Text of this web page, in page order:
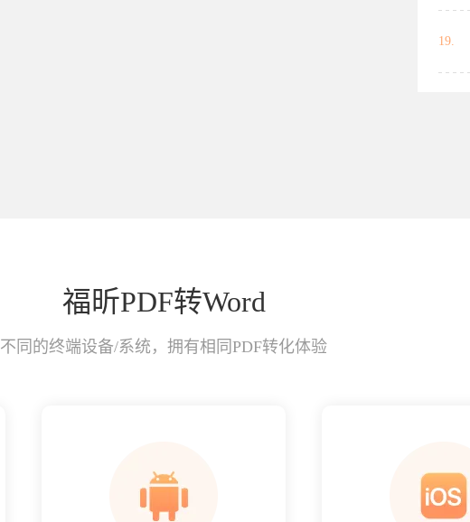
19.
福昕PDF转Word
不同的终端设备/系统，拥有相同PDF转化体验